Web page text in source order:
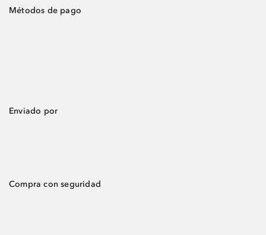
Métodos de pago
Enviado por
Compra con seguridad